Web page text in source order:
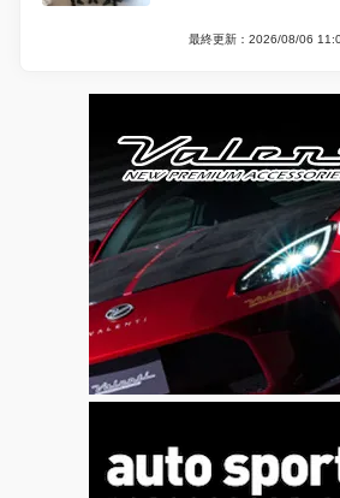
最終更新：2026/08/06